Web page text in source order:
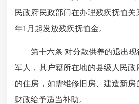
民政府民政部门在办理残疾抚恤关
年1月起发放残疾抚恤金。
第十六条 对分散供养的退出现
军人，其户籍所在地的县级人民政
的住房，如需维修旧房、建造新房
财政给予适当补助。